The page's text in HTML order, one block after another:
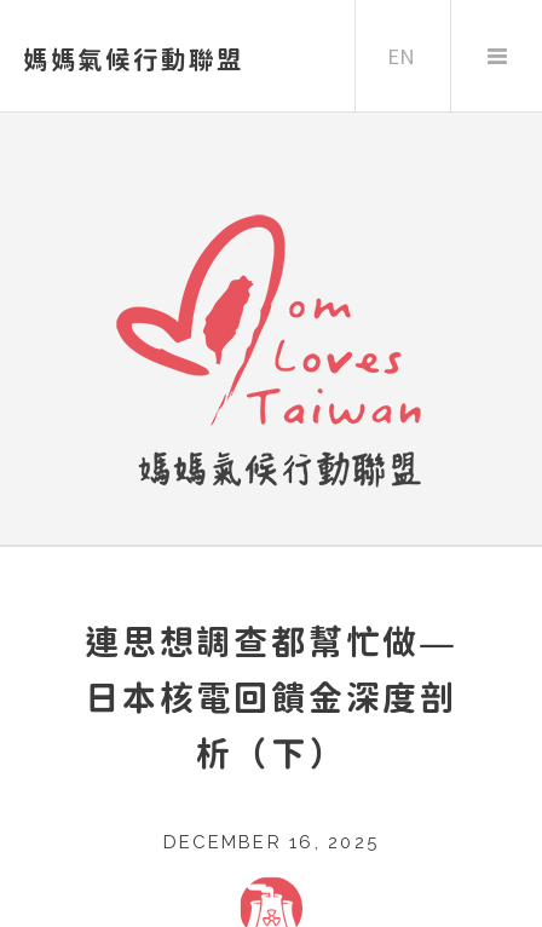
媽媽氣候行動聯盟 EN
連思想調查都幫忙做—
日本核電回饋金深度剖
析（下）
DECEMBER 16, 2025